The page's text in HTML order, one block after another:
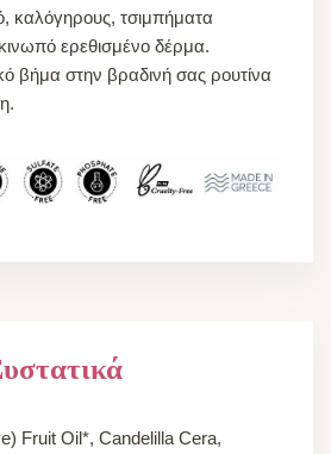
καλόγηρους, τσιμπήματα
ερεθισμένο δέρμα.
βήμα στην βραδινή σας ρουτίνα
Fruit Oil*, Candelilla Cera,